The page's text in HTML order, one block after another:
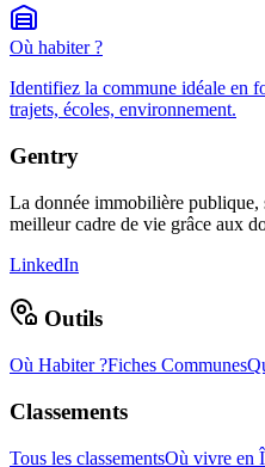
Où habiter ?
Identifiez la commune idéale en
trajets, écoles, environnement.
Gentry
La donnée immobilière publique,
meilleur cadre de vie grâce aux
LinkedIn
Outils
Où Habiter ?Fiches Communes
Classements
Tous les classementsOù vivre en